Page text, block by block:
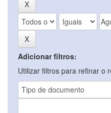
Adicionar filtros:
Utilizar filtros para refinar o